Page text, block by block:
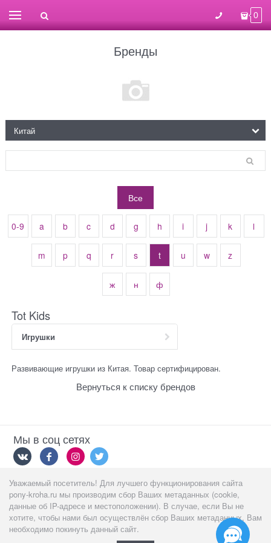
0
Бренды
Все
0-9 a b c d g h i j k l
m p q r s t u w z
ж н ф
Tot Kids
Игрушки
Развивающие игрушки из Китая. Товар сертифицирован.
Вернуться к списку брендов
Мы в соц сетях
Мы принимаем
Уважаемый посетитель! Для лучшего функционирования сайта
pony-kroha.ru мы производим сбор Ваших метаданных (cookie,
данные об IP-адресе и местоположении). В случае, если Вы не
хотите, чтобы нами был осуществлён сбор Ваших метаданных, Вам
необходимо покинуть данный сайт.